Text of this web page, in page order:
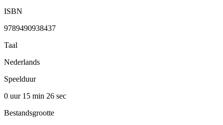
ISBN
9789490938437
Taal
Nederlands
Speelduur
0 uur 15 min 26 sec
Bestandsgrootte